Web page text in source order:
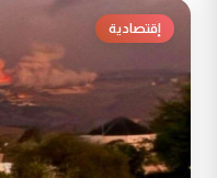
إقتصادية